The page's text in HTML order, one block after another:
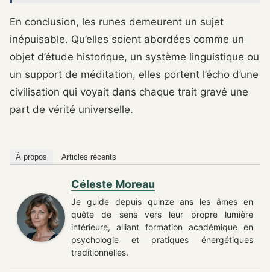
En conclusion, les runes demeurent un sujet
inépuisable. Qu’elles soient abordées comme un
objet d’étude historique, un système linguistique ou
un support de méditation, elles portent l’écho d’une
civilisation qui voyait dans chaque trait gravé une
part de vérité universelle.
À propos Articles récents
Céleste Moreau
Je guide depuis quinze ans les âmes en
quête de sens vers leur propre lumière
intérieure, alliant formation académique en
psychologie et pratiques énergétiques
traditionnelles.